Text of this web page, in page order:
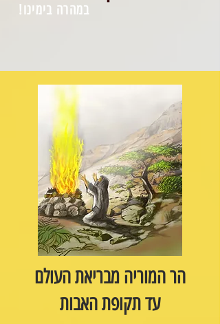
במהרה בימינו!
הר המוריה מבריאת העולם
עד תקופת האבות